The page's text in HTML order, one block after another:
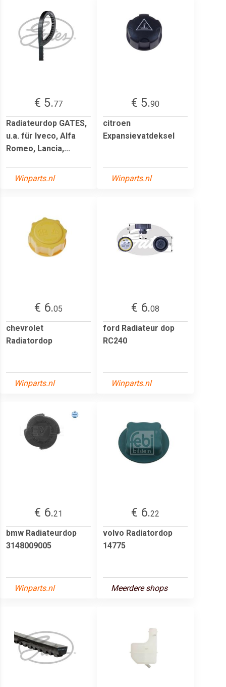
€ 5.77
Radiateurdop GATES,
u.a. für Iveco, Alfa
Romeo, Lancia,...
Winparts.nl
€ 5.90
citroen
Expansievatdeksel
Winparts.nl
€ 6.05
chevrolet
Radiatordop
Winparts.nl
€ 6.08
ford Radiateur dop
RC240
Winparts.nl
€ 6.21
bmw Radiateurdop
3148009005
Winparts.nl
€ 6.22
volvo Radiatordop
14775
Meerdere shops